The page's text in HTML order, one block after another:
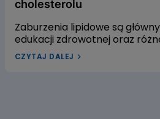
cholesterolu
Zaburzenia lipidowe są
edukacji zdrowotnej oraz
leczenia dyslipidemii w
dyslipidemią? W naszym
CZYTAJ DALEJ